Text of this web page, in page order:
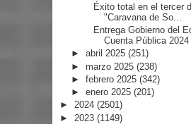
Éxito total en el tercer
"Caravana de So...
Entrega Gobierno del
Cuenta Pública 2024
► abril 2025 (251)
► marzo 2025 (238)
► febrero 2025 (342)
► enero 2025 (201)
► 2024 (2501)
► 2023 (1149)